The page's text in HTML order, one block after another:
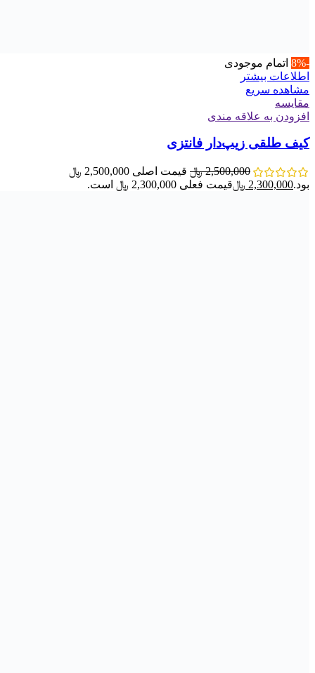
-8%
اتمام موجودی
اطلاعات بیشتر
مشاهده سریع
مقایسه
افزودن به علاقه مندی
کیف طلقی زیپ‌دار فانتزی
2,500,000 ﷼
قیمت اصلی 2,500,000 ﷼
بود.2,300,000 ﷼قیمت فعلی 2,300,000 ﷼ است.